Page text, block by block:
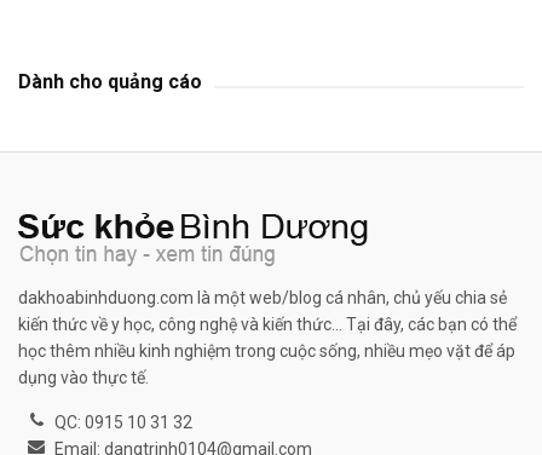
Dành cho quảng cáo
dakhoabinhduong.com là một web/blog cá nhân, chủ yếu chia sẻ
kiến thức về y học, công nghệ và kiến thức... Tại đây, các bạn có thể
học thêm nhiều kinh nghiệm trong cuộc sống, nhiều mẹo vặt để áp
dụng vào thực tế.
QC: 0915 10 31 32
Email: dangtrinh0104@gmail.com